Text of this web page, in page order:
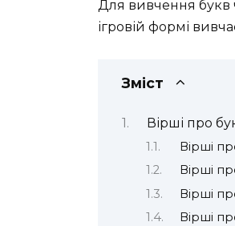
Для вивчення букв
ігровій формі
Зміст
Вірші про
Вірші
Вірші
Вірші
Вірші